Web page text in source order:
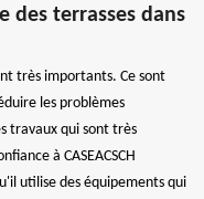
des terrasses dans
très importants. Ce sont
les problèmes
travaux qui sont très
à CASEACSCH
utilise des équipements qui